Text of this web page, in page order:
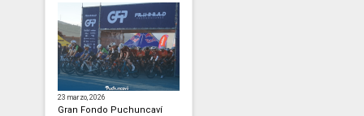
23 marzo, 2026
Gran Fondo Puchuncaví